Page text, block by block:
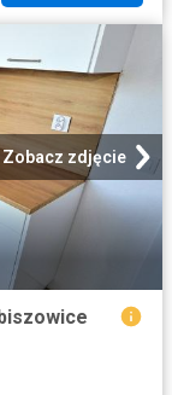
Zobacz zdjęcie